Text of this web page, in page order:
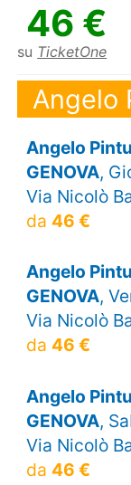
46 €
su TicketOne
Angelo
Angelo
GENOVA,
Via Nicolò
da 46 €
Angelo
GENOVA,
Via Nicolò
da 46 €
Angelo
GENOVA,
Via Nicolò
da 46 €